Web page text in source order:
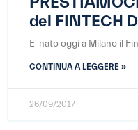
del FINTECH
E' nato oggi a Milano il
CONTINUA A LEGGERE »
26/09/2017